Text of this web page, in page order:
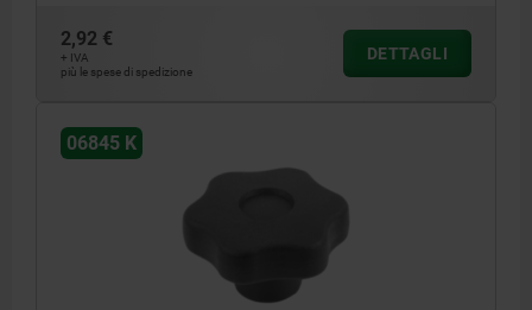
2,92 €
+ IVA
più le spese di spedizione
DETTAGLI
06845 K